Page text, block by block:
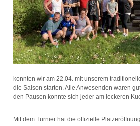
konnten wir am 22.04. mit unserem
die Saison starten. Alle Anwesenden waren
den Pausen konnte sich jeder am leckeren
Mit dem Turnier hat die offizielle